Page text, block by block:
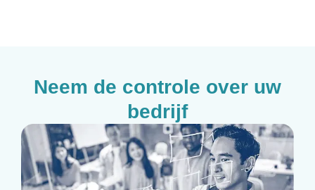
Neem de controle over uw
bedrijf